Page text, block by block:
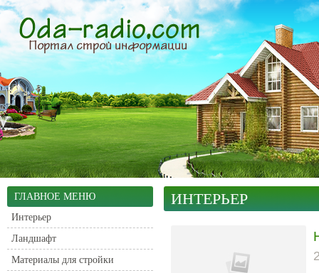
ГЛАВНОЕ МЕНЮ
Интерьер
Ландшафт
Материалы для стройки
ИНТЕРЬЕР